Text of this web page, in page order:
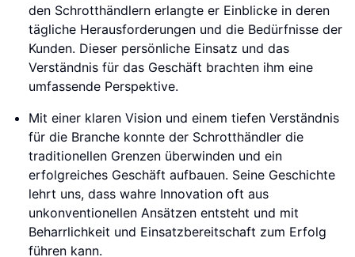
den Schrotthändlern erlangte er Einblicke in deren
tägliche Herausforderungen und die Bedürfnisse der
Kunden. Dieser persönliche Einsatz und das
Verständnis für das Geschäft brachten ihm eine
umfassende Perspektive.
Mit einer klaren Vision und einem tiefen Verständnis
für die Branche konnte der Schrotthändler die
traditionellen Grenzen überwinden und ein
erfolgreiches Geschäft aufbauen. Seine Geschichte
lehrt uns, dass wahre Innovation oft aus
unkonventionellen Ansätzen entsteht und mit
Beharrlichkeit und Einsatzbereitschaft zum Erfolg
führen kann.